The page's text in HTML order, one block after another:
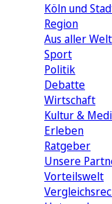
Köln und
Region
Aus aller Welt
Sport
Politik
Debatte
Wirtschaft
Kultur &
Erleben
Ratgeber
Unsere
Vorteilswelt